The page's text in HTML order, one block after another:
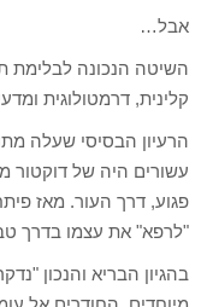
אבל…
השיטה הנכונה לבלימת
קלינית, דרמטולוגית
עשורים היה של דוקטור
פגוע, דרך העור. מאז
"לרפא" את עצמו בדרך
בהגיון הבריא והנכון